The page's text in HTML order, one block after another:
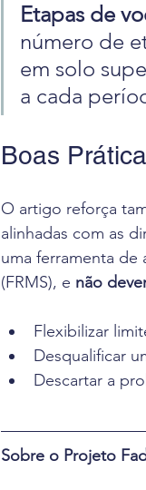
Etapas de
número de
em solo
a cada
Boas
O artigo reforça
alinhadas com as
uma ferramenta
(FRMS), e não
Flexibilizar
Desqualificar
Descartar a
Sobre o Projeto